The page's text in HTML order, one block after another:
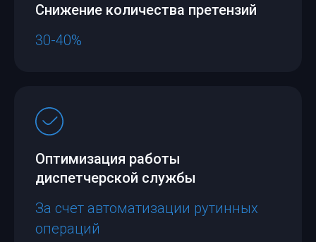
Снижение количества претензий
30-40%
Оптимизация работы
диспетчерской службы
За счет автоматизации рутинных
операций